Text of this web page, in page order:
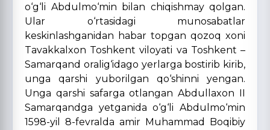
o‘g‘li Abdulmo‘min bilan chiqishmay qolgan.
Ular o‘rtasidagi munosabatlar
keskinlashganidan habar topgan qozoq xoni
Tavakkalxon Toshkent viloyati va Toshkent –
Samarqand oralig‘idago yerlarga bostirib kirib,
unga qarshi yuborilgan qo‘shinni yengan.
Unga qarshi safarga otlangan Abdullaxon II
Samarqandga yetganida o‘g‘li Abdulmo‘min
1598-yil 8-fevralda amir Muhammad Boqibiy